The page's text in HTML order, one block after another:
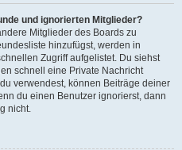
und ignorierten Mitglieder?
Mitglieder des Boards zu
hinzufügst, werden in
Zugriff aufgelistet. Du siehst
schnell eine Private Nachricht
verwendest, können Beiträge deiner
du einen Benutzer ignorierst, dann
nicht.